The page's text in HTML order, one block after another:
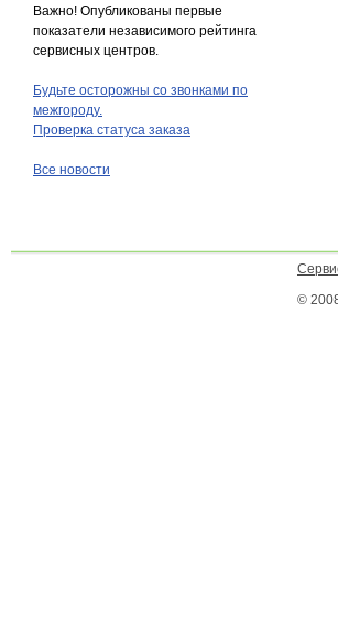
Важно! Опубликованы первые
показатели независимого рейтинга
сервисных центров.
Будьте осторожны со звонками по
межгороду.
Проверка статуса заказа
Все новости
©